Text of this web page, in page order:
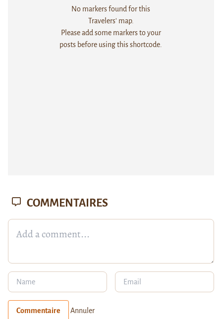
No markers found for this
Travelers' map.
Please add some markers to your
posts before using this shortcode.
COMMENTAIRES
Commentaire Annuler